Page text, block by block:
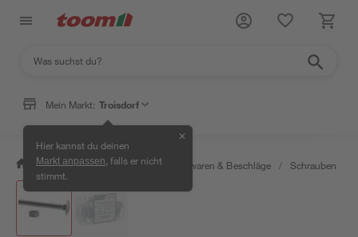
Mein Markt: Troisdorf
Hier kannst du deinen
Markt anpassen , falls er nicht
stimmt.
✕
/ Werkstatt & Maschinen / Eisenwaren & Beschläge / Schrauben